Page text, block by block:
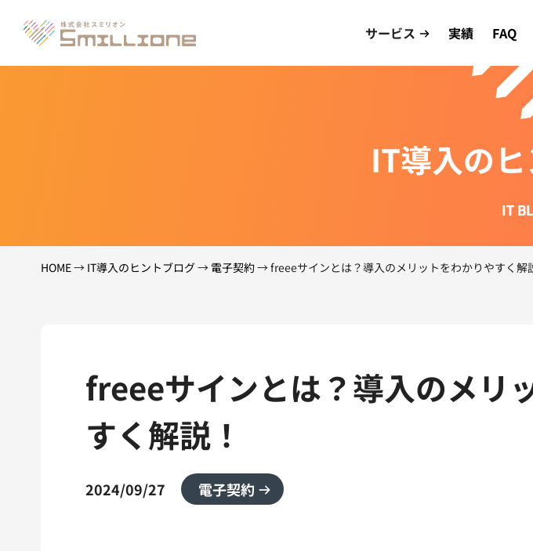
サービス 実績 FAQ
IT導入の
IT
HOME→ IT導入のヒントブログ → 電子契約→freeeサインとは？導入のメリットをわかりやすく解
freeeサインとは？導入のメリ
すく解説！
2024/09/27 電子契約